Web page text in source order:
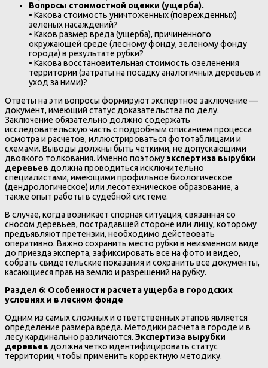
Вопросы стоимостной оценки (ущерба).
• Какова стоимость уничтоженных (поврежденных)
зеленых насаждений?
• Каков размер вреда (ущерба), причиненного
окружающей среде (лесному фонду, зеленому фонду
города) в результате рубки?
• Какова восстановительная стоимость озеленения
территории (затраты на посадку аналогичных деревьев и
уход за ними)?
Ответы на эти вопросы формируют экспертное заключение —
документ, имеющий статус доказательства по делу.
Заключение обязательно должно содержать
исследовательскую часть с подробным описанием процесса
осмотра и расчетов, иллюстрироваться фототаблицами и
схемами. Выводы должны быть четкими, не допускающими
двоякого толкования. Именно поэтомуэкспертиза вырубки
деревьев должна проводиться исключительно
специалистами, имеющими профильное биологическое
(дендрологическое) или лесотехническое образование, а
также опыт работы в судебной системе.
В случае, когда возникает спорная ситуация, связанная со
сносом деревьев, пострадавшей стороне или лицу, которому
предъявляют претензии, необходимо действовать
оперативно. Важно сохранить место рубки в неизменном виде
до приезда эксперта, зафиксировать все на фото и видео,
собрать свидетельские показания и сохранить все документы,
касающиеся прав на землю и разрешений на рубку.
Раздел 6: Особенности расчета ущерба в городских
условиях и в лесном фонде
Одним из самых сложных и ответственных этапов является
определение размера вреда. Методики расчета в городе и в
лесу кардинально различаются. Экспертиза вырубки
деревьев должна четко идентифицировать статус
территории, чтобы применить корректную методику.